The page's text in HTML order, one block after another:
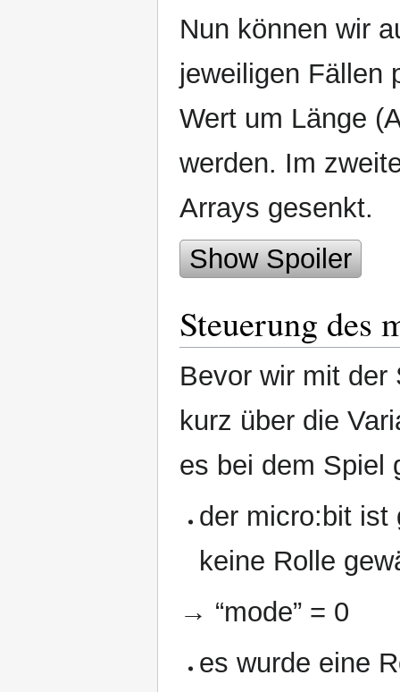
Nun können wir
jeweiligen Fällen
Wert um Länge
werden. Im
Arrays gesenkt.
Show Spoiler
Steuerung des
Bevor wir mit der
kurz über die
es bei dem Spiel
der micro:bit ist
keine Rolle
→ “mode” = 0
es wurde eine